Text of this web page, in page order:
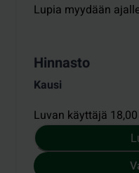
Lupia myydään
Hinnasto
Kausi
Luvan käyttäjä